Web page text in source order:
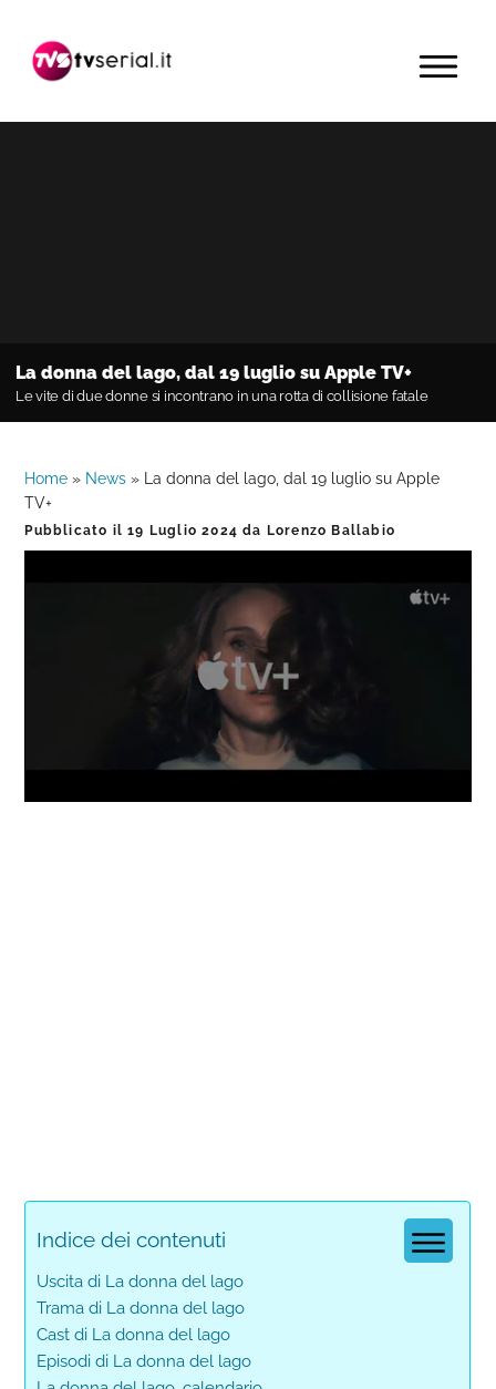
navigazione
contenuto
barra
primaria
MENU
La donna del lago, dal 19 luglio su Apple TV+
Le vite di due donne si incontrano in una rotta di collisione fatale
Home » News »
La donna del lago, dal 19 luglio su Apple
TV+
Pubblicato il19 Luglio 2024 da Lorenzo Ballabio
0%
0%
Indice dei contenuti
Uscita di La donna del lago
Trama di La donna del lago
Cast di La donna del lago
Episodi di La donna del lago